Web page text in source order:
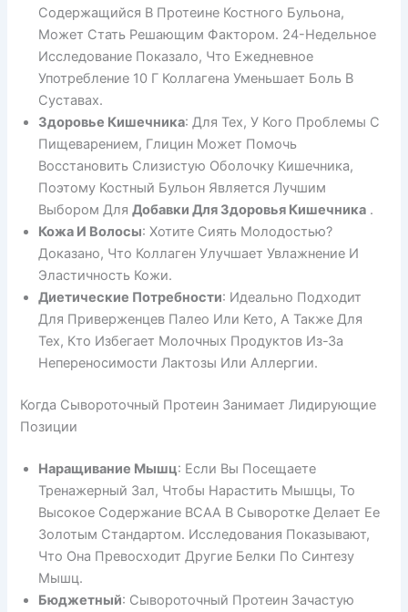
Содержащийся В Протеине Костного Бульона,
Может Стать Решающим Фактором. 24-Недельное
Исследование Показало, Что Ежедневное
Употребление 10 Г Коллагена Уменьшает Боль В
Суставах.
Здоровье Кишечника: Для Тех, У Кого Проблемы С
Пищеварением, Глицин Может Помочь
Восстановить Слизистую Оболочку Кишечника,
Поэтому Костный Бульон Является Лучшим
Выбором ДляДобавки Для Здоровья Кишечника .
Кожа И Волосы: Хотите Сиять Молодостью?
Доказано, Что Коллаген Улучшает Увлажнение И
Эластичность Кожи.
Диетические Потребности: Идеально Подходит
Для Приверженцев Палео Или Кето, А Также Для
Тех, Кто Избегает Молочных Продуктов Из-За
Непереносимости Лактозы Или Аллергии.
Когда Сывороточный Протеин Занимает Лидирующие
Позиции
Наращивание Мышц: Если Вы Посещаете
Тренажерный Зал, Чтобы Нарастить Мышцы, То
Высокое Содержание BCAA В Сыворотке Делает Ее
Золотым Стандартом. Исследования Показывают,
Что Она Превосходит Другие Белки По Синтезу
Мышц.
Бюджетный: Сывороточный Протеин Зачастую